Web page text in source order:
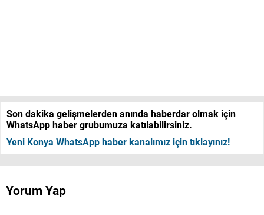
Son dakika gelişmelerden anında haberdar olmak için
WhatsApp haber grubumuza katılabilirsiniz.
Yeni Konya WhatsApp haber kanalımız için tıklayınız!
Yorum Yap